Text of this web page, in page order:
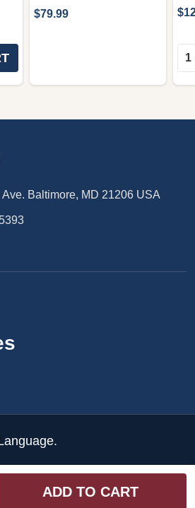
OF UNDEFINED
QUANTITY OF UNDEFINED
ADD TO CART
$79.99
Baltimore, MD 21206 USA